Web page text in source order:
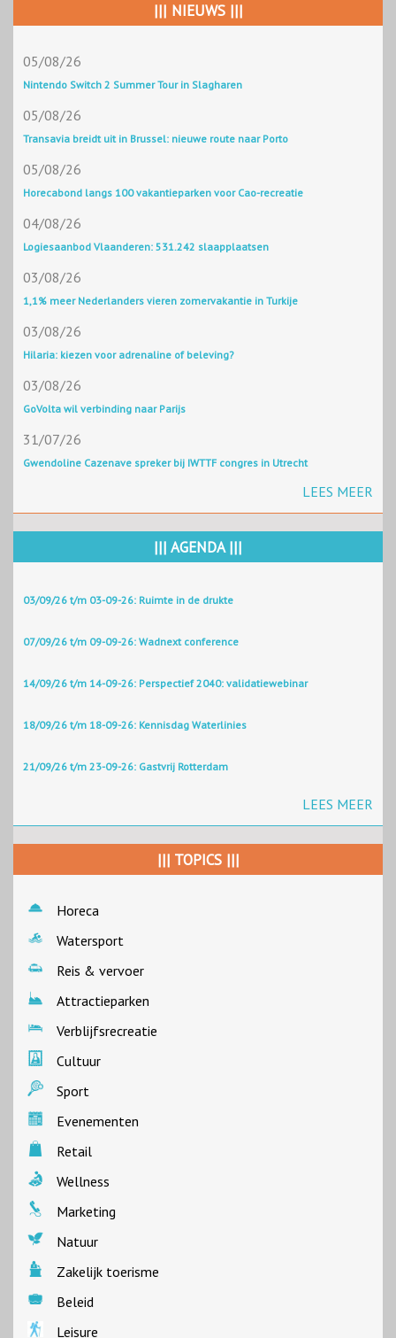
||| NIEUWS |||
05/08/26
Nintendo Switch 2 Summer Tour in Slagharen
05/08/26
Transavia breidt uit in Brussel: nieuwe route naar Porto
05/08/26
Horecabond langs 100 vakantieparken voor Cao-recreatie
04/08/26
Logiesaanbod Vlaanderen: 531.242 slaapplaatsen
03/08/26
1,1% meer Nederlanders vieren zomervakantie in Turkije
03/08/26
Hilaria: kiezen voor adrenaline of beleving?
03/08/26
GoVolta wil verbinding naar Parijs
31/07/26
Gwendoline Cazenave spreker bij IWTTF congres in Utrecht
LEES MEER
||| AGENDA |||
03/09/26 t/m 03-09-26: Ruimte in de drukte
07/09/26 t/m 09-09-26: Wadnext conference
14/09/26 t/m 14-09-26: Perspectief 2040: validatiewebinar
18/09/26 t/m 18-09-26: Kennisdag Waterlinies
21/09/26 t/m 23-09-26: Gastvrij Rotterdam
LEES MEER
||| TOPICS |||
Horeca
Watersport
Reis & vervoer
Attractieparken
Verblijfsrecreatie
Cultuur
Sport
Evenementen
Retail
Wellness
Marketing
Natuur
Zakelijk toerisme
Beleid
Leisure